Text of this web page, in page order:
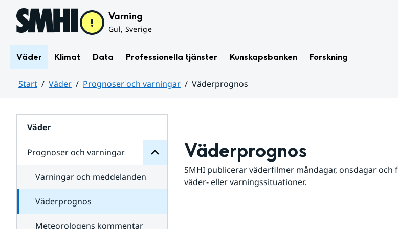
Hoppa till sidans innehåll Varning
Gul, Sverige
Väder Klimat Data Professionella tjänster Kunskapsbanken Forskning
Start Väder Prognoser och varningar
Väderprognos
Väder
Prognoser och varningar
för
varningar
Varningar och meddelanden
Väderprognos
Meteorologens kommentar
Väderprognos
SMHI publicerar väderfilmer måndagar, onsdagar och
väder- eller varningssituationer.